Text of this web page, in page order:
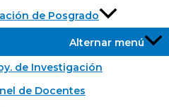
de Posgrado
Alternar menú
de Investigación
de Docentes